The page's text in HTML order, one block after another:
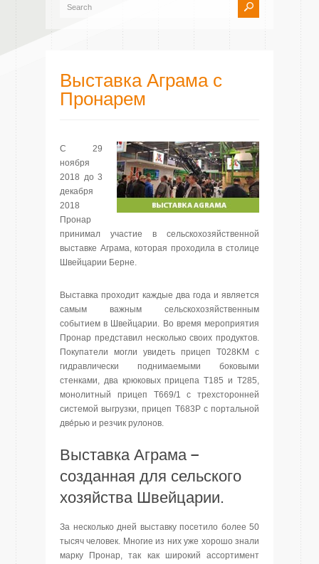
Выставка Аграма с
Пронарем
С 29
ноября
2018 до 3
декабря
2018
Пронар
принимал участие в сельскохозяйственной
выставке Аграма, которая проходила в столице
Швейцарии Берне.
Выставка проходит каждые два года и является
самым важным сельскохозяйственным
событием в Швейцарии. Во время мероприятия
Пронар представил несколько своих продуктов.
Покупатели могли увидеть прицеп T028KM с
гидравлически поднимаемыми боковыми
стенками, два крюковых прицепа T185 и T285,
монолитный прицеп T669/1 с трехсторонней
системой выгрузки, прицеп T683P с портальной
две́рью и резчик рулонов.
Выставка Аграма –
созданная для сельского
хозяйства Швейцарии.
За несколько дней выставку посетило более 50
тысяч человек. Многие из них уже хорошо знали
марку Пронар, так как широкий ассортимент